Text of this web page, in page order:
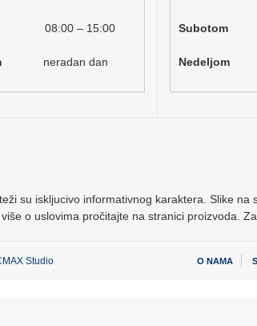
08:00 – 15:00
neradan dan
su iskljucivo informativnog karaktera. Slike
o uslovima pročitajte na stranici proizvoda.
Studio O NAMA